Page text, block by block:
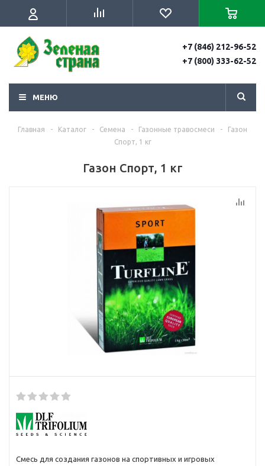
+7 (846) 212-96-52
+7 (800) 333-62-52
МЕНЮ
Главная - Каталог - Семена - Газонные травосмеси -
Газон
Спорт, 1 кг
Газон Спорт, 1 кг
Смесь для создания газонов на спортивных и игровых